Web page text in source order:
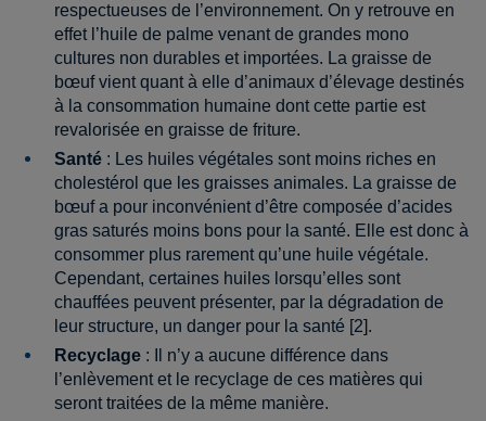
respectueuses de l’environnement. On y retrouve en
effet l’huile de palme venant de grandes mono
cultures non durables et importées. La graisse de
bœuf vient quant à elle d’animaux d’élevage destinés
à la consommation humaine dont cette partie est
revalorisée en graisse de friture.
Santé : Les huiles végétales sont moins riches en
cholestérol que les graisses animales. La graisse de
bœuf a pour inconvénient d’être composée d’acides
gras saturés moins bons pour la santé. Elle est donc à
consommer plus rarement qu’une huile végétale.
Cependant, certaines huiles lorsqu’elles sont
chauffées peuvent présenter, par la dégradation de
leur structure, un danger pour la santé [2].
Recyclage : Il n’y a aucune différence dans
l’enlèvement et le recyclage de ces matières qui
seront traitées de la même manière.